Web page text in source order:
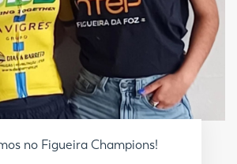
no Figueira Champions!